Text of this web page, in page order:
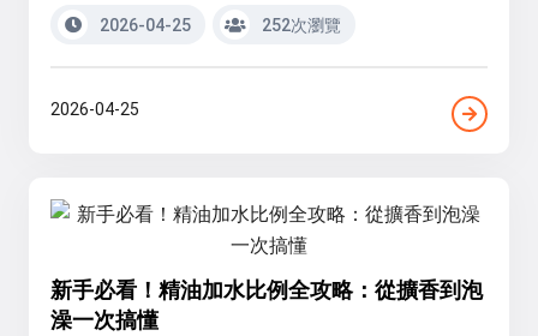
2026-04-25 252次瀏覽
2026-04-25
新手必看！精油加水比例全攻略：從擴香到泡
澡一次搞懂